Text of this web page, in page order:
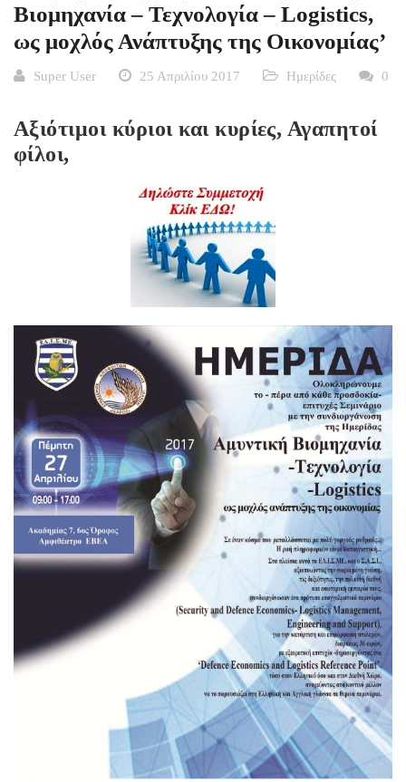
Βιομηχανία – Τεχνολογία – Logistics,
ως μοχλός Ανάπτυξης της Οικονομίας’
Super User 25 Απριλίου 2017 Ημερίδες 0
Αξιότιμοι κύριοι και κυρίες, Αγαπητοί
φίλοι,